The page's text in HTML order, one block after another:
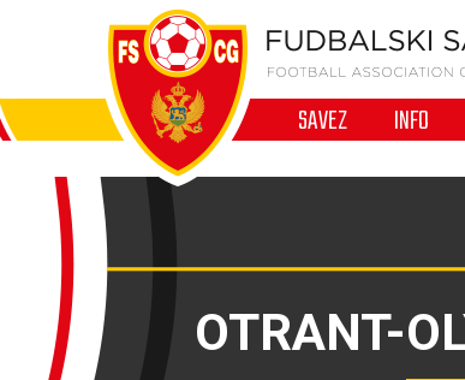
SAVEZ INFO
OTRANT-